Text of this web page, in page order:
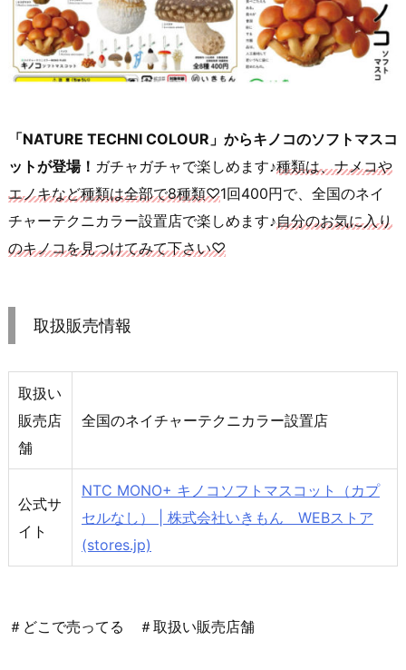
「NATURE TECHNI COLOUR」からキノコのソフトマスコ
ットが登場！ ガチャガチャで楽しめます♪種類は、ナメコや
エノキなど種類は全部で8種類♡1回400円で、全国のネイ
チャーテクニカラー設置店で楽しめます♪自分のお気に入り
のキノコを見つけてみて下さい♡
取扱販売情報
取扱い
販売店
舗
全国のネイチャーテクニカラー設置店
公式サ
イト
NTC MONO+ キノコソフトマスコット（カプ
セルなし） | 株式会社いきもん WEBストア
(stores.jp)
＃どこで売ってる ＃取扱い販売店舗